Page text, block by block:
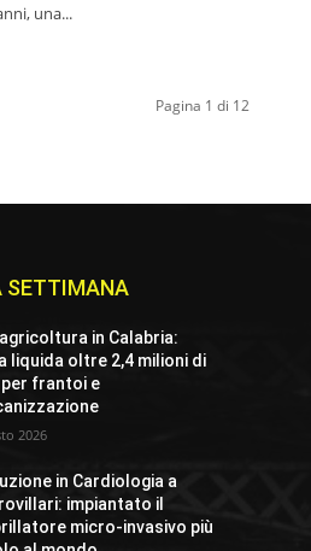
una...
Pagina 1 di 12
SETTIMANA
in Calabria:
liquida oltre 2,4 milioni di
frantoi e
2026
in Cardiologia a
impiantato il
micro-invasivo più